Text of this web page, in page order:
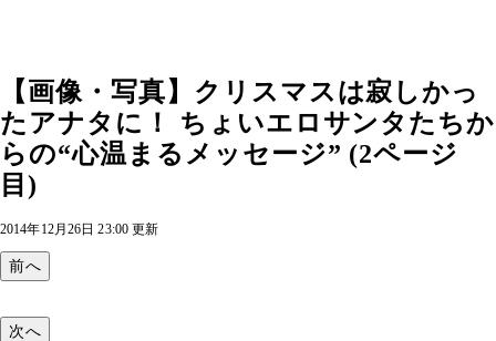
【画像・写真】クリスマスは寂しかっ
たアナタに！ ちょいエロサンタたちか
らの“心温まるメッセージ” (2ページ
目)
2014年12月26日 23:00 更新
前へ
次へ